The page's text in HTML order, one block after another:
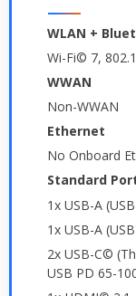
WLAN +
Wi-Fi© 7,
WWAN
Non-WWAN
Ethernet
No Onboard
Standard
1x USB-A
1x USB-A
2x USB-C©
USB PD 65-